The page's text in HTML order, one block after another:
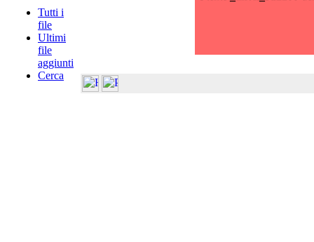
Tutti i
file
Ultimi
file
aggiunti
Cerca